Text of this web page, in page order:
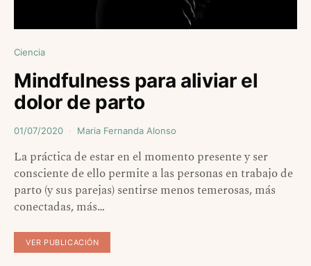
Ciencia
Mindfulness para aliviar el
dolor de parto
01/07/2020 Maria Fernanda Alonso
La práctica de estar en el momento presente y ser
consciente de ello permite a las personas en trabajo de
parto (y sus parejas) sentirse menos temerosas, más
conectadas, más…
VER PUBLICACIÓN